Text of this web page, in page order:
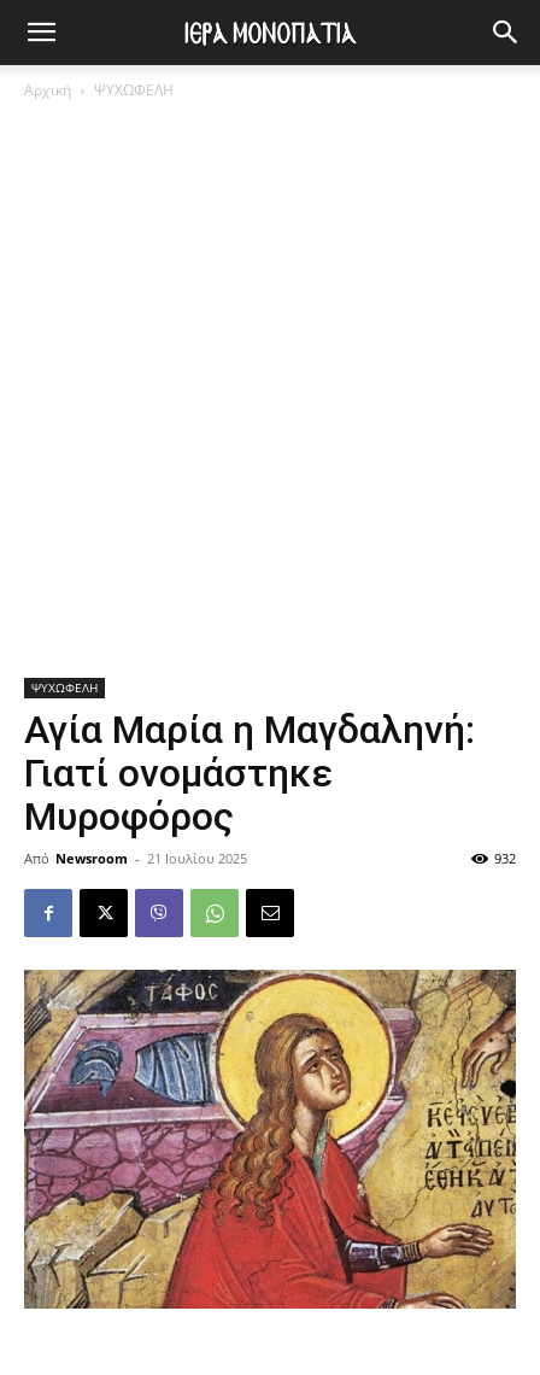
Αρχική ΨΥΧΩΦΕΛΗ
ΨΥΧΩΦΕΛΗ
Αγία Μαρία η Μαγδαληνή:
Γιατί ονομάστηκε
Μυροφόρος
Από Newsroom - 21 Ιουλίου 2025 932